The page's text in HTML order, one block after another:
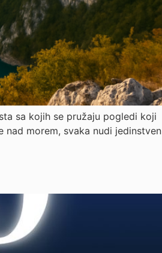
sa kojih se pružaju pogledi koji
morem, svaka nudi